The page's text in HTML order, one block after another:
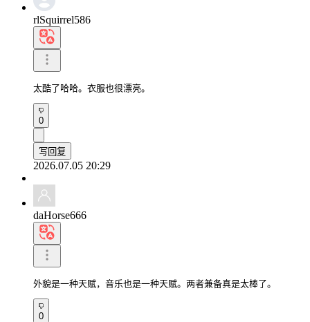
rlSquirrel586
太酷了哈哈。衣服也很漂亮。
0
写回复
2026.07.05 20:29
daHorse666
外貌是一种天赋，音乐也是一种天赋。两者兼备真是太棒了。
0